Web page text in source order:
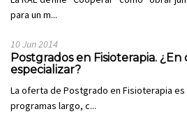
para un m...
10 Jun 2014
Postgrados en Fisioterapia.
especializar?
La oferta de Postgrado en Fisioterapia es
programas largo, c...